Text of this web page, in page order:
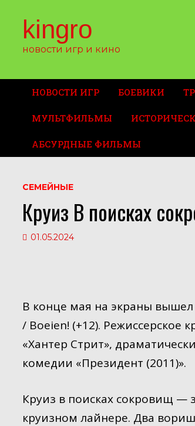
содержимому
kingro
новости игр и кино
НОВОСТИ ИГР БОЕВИКИ
МУЛЬТФИЛЬМЫ
АБСУРДНЫЕ ФИЛЬМЫ
СЕМЕЙНЫЕ
Круиз В поисках
01.05.2024
В конце мая на экраны
/ Boeien! (+12). Режиссерское
«Хантер Стрит»,
комедии «Президент (2011)».
Круиз в поисках сокровищ
круизном лайнере. Два